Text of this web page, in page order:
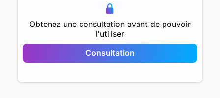
Obtenez une consultation avant de pouvoir
l'utiliser
Consultation
Elite Garden
500 m